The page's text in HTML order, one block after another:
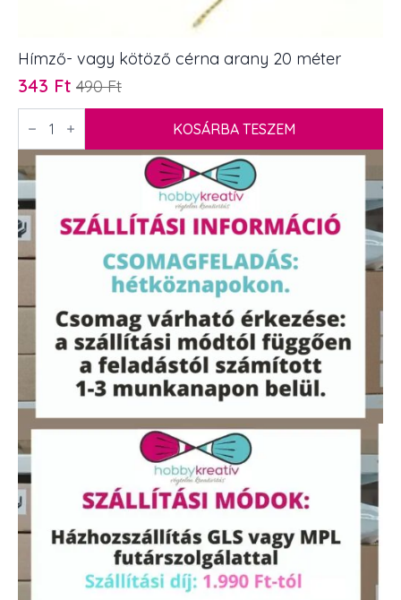
Hímző- vagy kötöző cérna arany 20 méter
490Ft
Original
price
was:
490 Ft.
343 Ft
Current
price
343 Ft.
Hímző-
vagy
cérna
arany
20
méter
mennyiség
KOSÁRBA TESZEM